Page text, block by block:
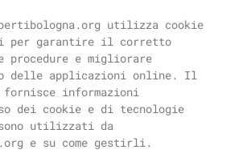
utilizza cookie
per garantire il corretto
procedure e migliorare
delle applicazioni online. Il
fornisce informazioni
dei cookie e di tecnologie
utilizzati da
e su come gestirli.